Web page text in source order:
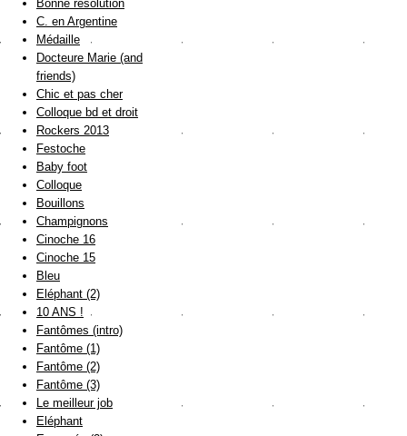
Bonne résolution
C. en Argentine
Médaille
Docteure Marie (and
friends)
Chic et pas cher
Colloque bd et droit
Rockers 2013
Festoche
Baby foot
Colloque
Bouillons
Champignons
Cinoche 16
Cinoche 15
Bleu
Eléphant (2)
10 ANS !
Fantômes (intro)
Fantôme (1)
Fantôme (2)
Fantôme (3)
Le meilleur job
Eléphant